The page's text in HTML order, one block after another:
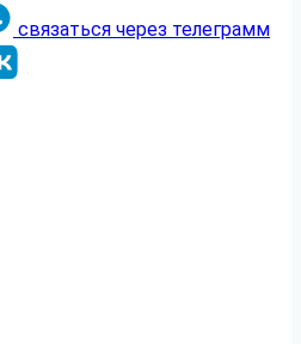
связаться через телеграмм